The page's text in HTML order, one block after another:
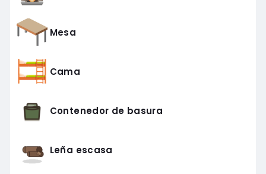
Mesa
Cama
Contenedor de basura
Leña escasa